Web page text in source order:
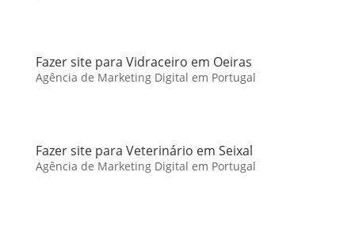
Fazer site para Vidraceiro em Oeiras
Agência de Marketing Digital em Portugal
Fazer site para Veterinário em Seixal
Agência de Marketing Digital em Portugal